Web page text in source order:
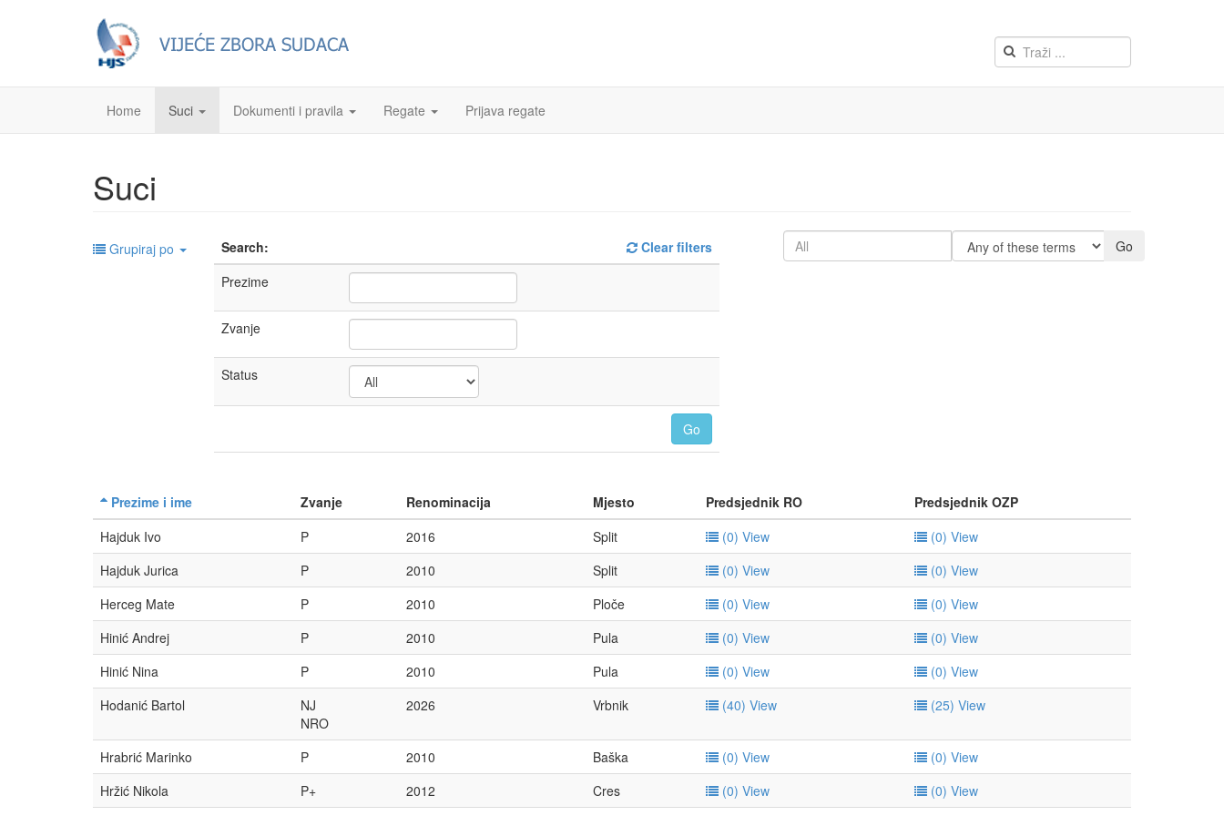
Home Suci Dokumenti i pravila Regate Prijava regate
Suci
Grupiraj po Search:
Clear filters
Prezime
Zvanje
Status
Prezime i ime Zvanje Renominacija Mjesto Predsjednik RO
Predsjednik OZP
Hajduk Ivo
P 2016 Split (0) View (0) View
Hajduk Jurica
P 2010 Split (0) View (0) View
Herceg Mate
P 2010 Ploče (0) View (0) View
Hinić Andrej
P 2010 Pula (0) View (0) View
Hinić Nina
P 2010 Pula (0) View (0) View
Hodanić Bartol
NJ
NRO
2026 Vrbnik (40) View (25) View
Hrabrić Marinko P 2010 Baška (0) View (0) View
Hržić Nikola
P+ 2012 Cres (0) View (0) View